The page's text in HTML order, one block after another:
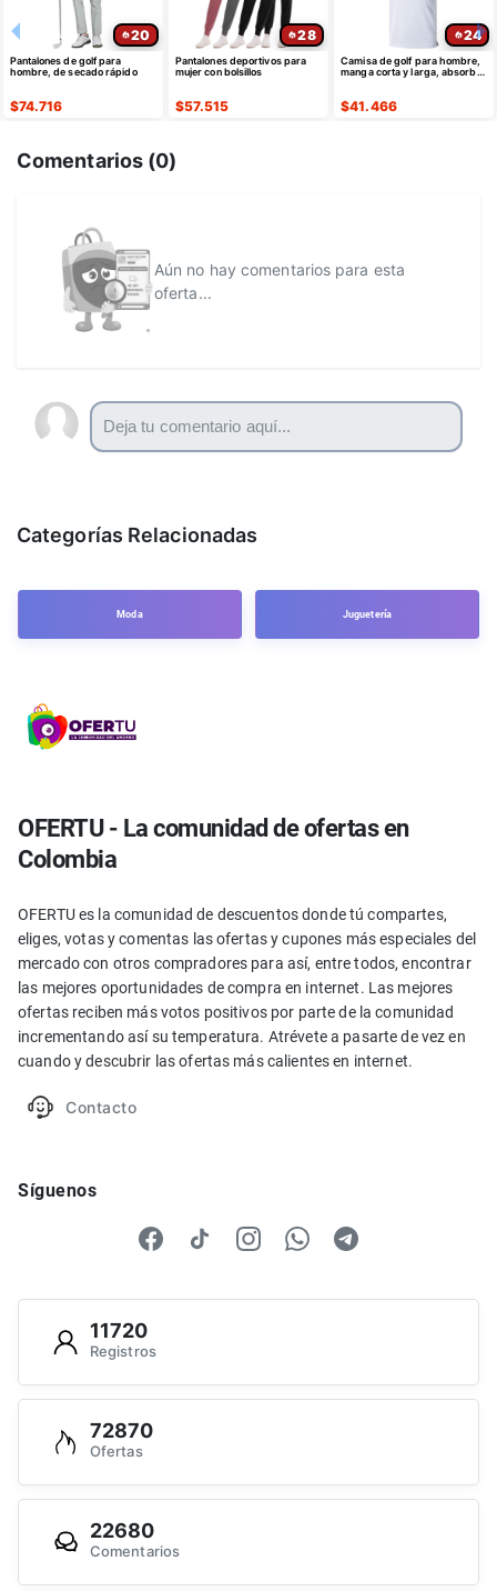
20
Pantalones de golf para
hombre, de secado rápido
$74.716
28
Pantalones deportivos para
mujer con bolsillos
$57.515
24
Camisa de golf para hombre,
manga corta y larga, absorbe
$41.466
Comentarios (0)
Aún no hay comentarios para esta
oferta...
Categorías Relacionadas
Moda Juguetería
OFERTU - La comunidad de ofertas en
Colombia
OFERTU es la comunidad de descuentos donde tú compartes,
eliges, votas y comentas las ofertas y cupones más especiales del
mercado con otros compradores para así, entre todos, encontrar
las mejores oportunidades de compra en internet. Las mejores
ofertas reciben más votos positivos por parte de la comunidad
incrementando así su temperatura. Atrévete a pasarte de vez en
cuando y descubrir las ofertas más calientes en internet.
Contacto
Síguenos
11720
Registros
72870
Ofertas
22680
Comentarios